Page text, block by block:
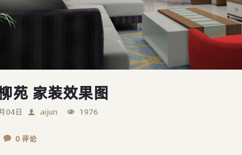
苑 家装效果图
04日 aijun 1976
0 评论